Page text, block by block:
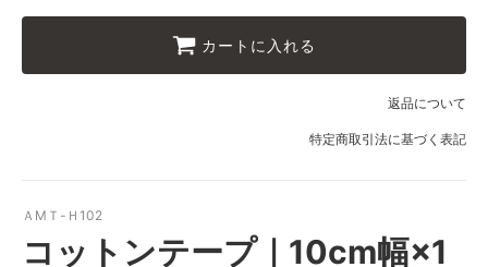
カートに入れる
返品について
特定商取引法に基づく表記
ＡMＴ-Ｈ102
コットンテープ｜10cm幅×1